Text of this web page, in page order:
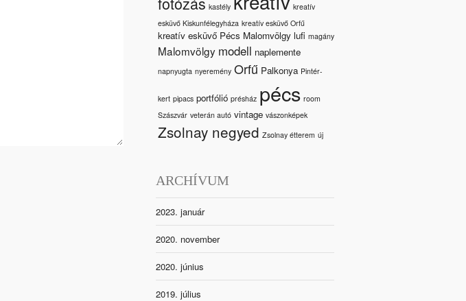
kastély
kreatív
esküvő Kiskunfélegyháza kreatív esküvő Orfű
kreatív esküvő Pécs Malomvölgy lufi magány
Malomvölgy modell naplemente
napnyugta nyeremény Orfű Palkonya Pintér-
kert pipacs portfólió présház pécs room
Szászvár veterán autó vintage vászonképek
Zsolnay negyed Zsolnay étterem új
ARCHÍVUM
2023. január
2020. november
2020. június
2019. július